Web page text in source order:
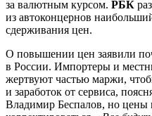
за валютным курсом. РБК
из автоконцернов
сдерживания цен.
О повышении цен заявили
в России. Импортеры и
жертвуют частью маржи,
и заработок от сервиса,
Владимир Беспалов, но цены